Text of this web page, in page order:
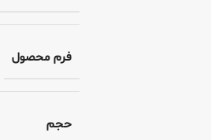
فرم محصول
حجم